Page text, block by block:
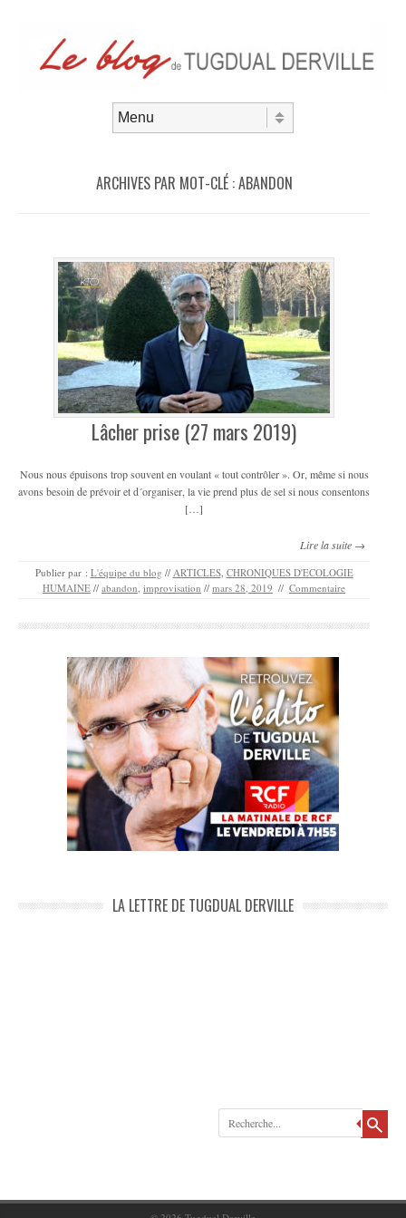
ARCHIVES PAR MOT-CLÉ :ABANDON
Lâcher prise (27 mars 2019)
Nous nous épuisons trop souvent en voulant « tout contrôler ». Or, même si nous
avons besoin de prévoir et d´organiser, la vie prend plus de sel si nous consentons
[…]
Lire la suite →
Publier par : L'équipe du blog // ARTICLES, CHRONIQUES D'ECOLOGIE
HUMAINE // abandon improvisation // mars 28, 2019 // Commentaire
LA LETTRE DE TUGDUAL DERVILLE
Recherche